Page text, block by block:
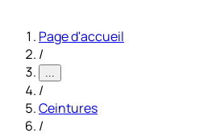
Page d'accueil
/
...
/
Ceintures
/